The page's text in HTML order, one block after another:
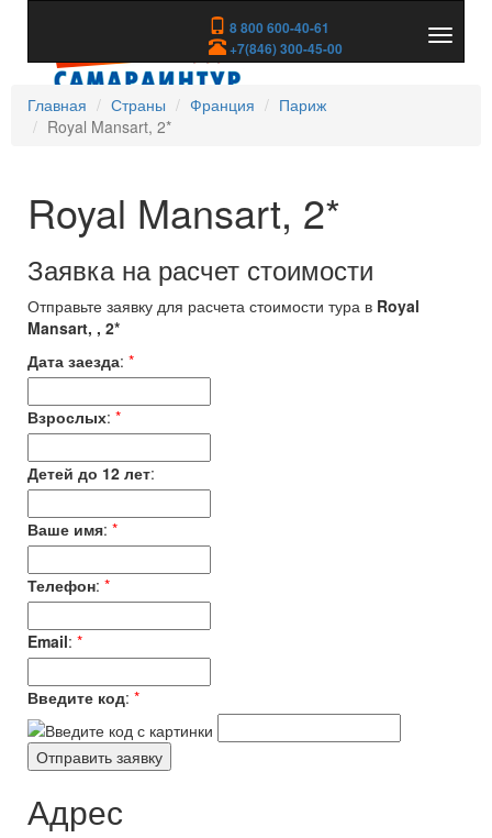
8 800 600-40-61
+7(846) 300-45-00
скрыть
Главная
Страны Франция
Париж
Royal Mansart, 2*
Royal Mansart, 2*
Заявка на расчет стоимости
Отправьте заявку для расчета стоимости тура в Royal
Mansart, , 2*
Дата заезда: *
Взрослых: *
Детей до 12 лет:
Ваше имя: *
Телефон: *
Email: *
Введите код: *
Адрес